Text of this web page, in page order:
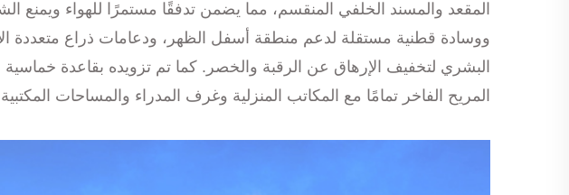
المقعد والمسند الخلفي المنقسم، مما يضمن تدفقًا مستمرًا للهواء ويمنع
ووسادة قطنية مستقلة لدعم منطقة أسفل الظهر، ودعامات ذراع متعددة
البشري لتخفيف الإرهاق عن الرقبة والخصر. كما تم تزويده بقاعدة
المريح الفاخر تمامًا مع المكاتب المنزلية وغرف المدراء والمساحات